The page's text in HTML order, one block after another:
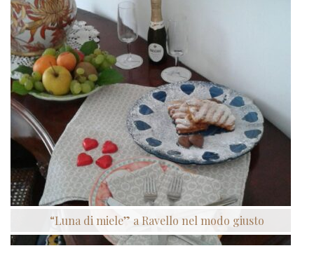
“Luna di miele” a Ravello nel modo giusto